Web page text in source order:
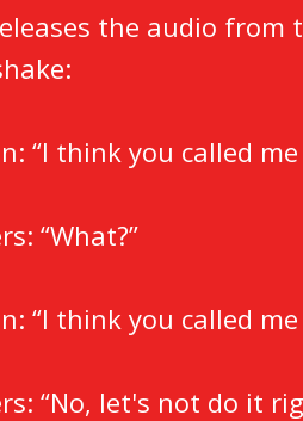
the audio from
“I think you called
“What?”
“I think you called
“No, let's not do it